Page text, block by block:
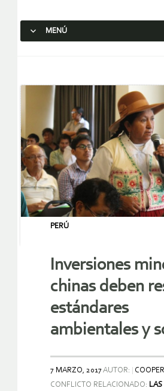
MENÚ
PERÚ
Inversiones
chinas deben
estándares
ambientales y
7 MARZO, 2017AUTOR:
CONFLICTO RELACIONADO: